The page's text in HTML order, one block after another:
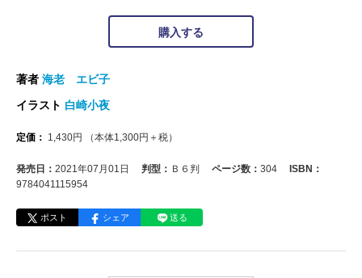
購入する
著者 海老 エビ子
イラスト 白崎小夜
定価： 1,430円 （本体1,300円＋税）
発売日： 2021年07月01日 判型： Ｂ６判 ページ数： 304
ISBN：
9784041115954
ポスト シェア 送る